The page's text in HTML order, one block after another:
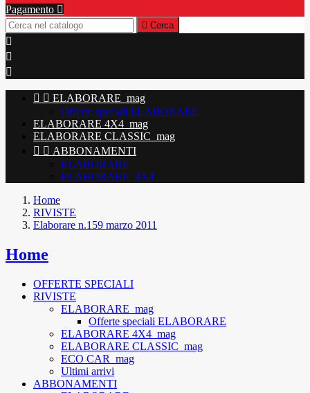
Pagamento 
 Cerca



  ELABORARE_mag
Offerte speciali ELABORARE
ELABORARE 4X4_mag
ELABORARE CLASSIC_mag
  ABBONAMENTI
ELABORARE
ELABORARE_4X4
Home
RIVISTE
Elaborare n.159 marzo 2011
Home
OFFERTE SPECIALI
RIVISTE
ELABORARE_mag
Offerte speciali ELABORARE
ELABORARE 4X4_mag
ELABORARE CLASSIC_mag
ECO CAR_mag
Ultimi arrivi
ABBONAMENTI